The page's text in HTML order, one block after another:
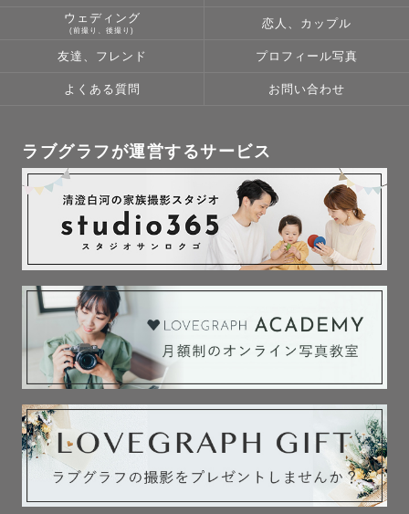
ウェディング
(前撮り、後撮り)
恋人、カップル
友達、フレンド プロフィール写真
よくある質問 お問い合わせ
ラブグラフが運営するサービス